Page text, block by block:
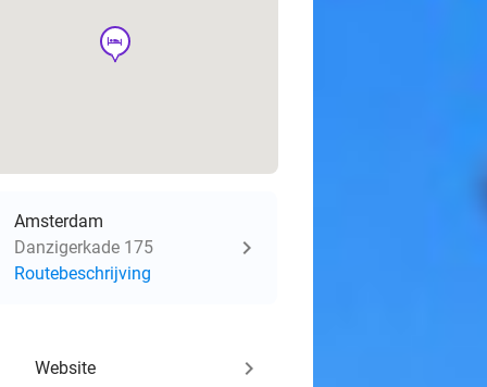
hotel
Amsterdam
Danzigerkade 175
Routebeschrijving
Website keyboard_arrow_right